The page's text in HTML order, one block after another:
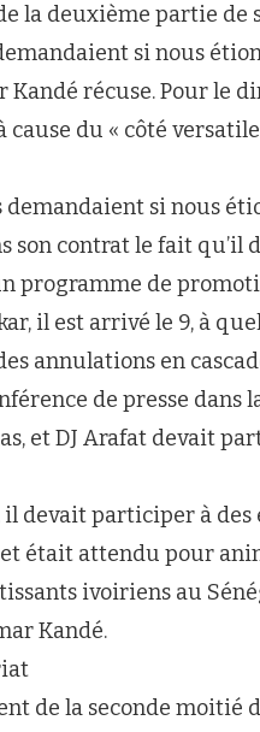
la deuxième partie de
si nous
récuse. Pour le
cause du « côté
si nous
son contrat le fait
programme de
il est arrivé le 9, à
annulations en
de presse dans
et DJ Arafat devait
devait participer à
et était attendu pour
ivoiriens au
Kandé.
de la seconde moitié